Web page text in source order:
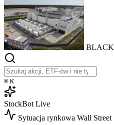
BLACK
⌘ K
StockBot Live
Sytuacja rynkowa Wall Street